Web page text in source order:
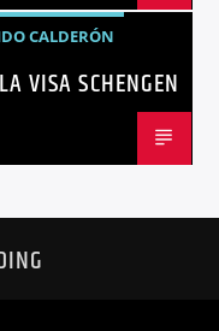
CALDERÓN
ECUADOR
VISA SCHENGEN